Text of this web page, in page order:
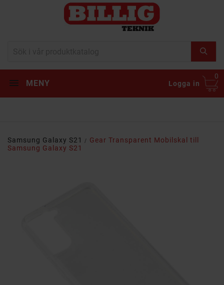
MENY Logga in
0
Samsung Galaxy S21
Gear Transparent Mobilskal till
Samsung Galaxy S21